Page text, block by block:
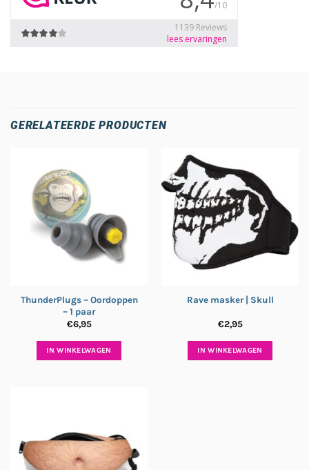
GERELATEERDE PRODUCTEN
ThunderPlugs – Oordoppen
– 1 paar
€6,95
IN WINKELWAGEN
Rave masker | Skull
€2,95
IN WINKELWAGEN